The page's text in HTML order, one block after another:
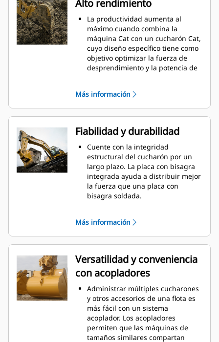
Alto rendimiento
La productividad aumenta al
máximo cuando combina la
máquina Cat con un cucharón Cat,
cuyo diseño específico tiene como
objetivo optimizar la fuerza de
desprendimiento y la potencia de
radio mejora el flujo de material
hacia el cucharón. El espacio libre
del talón agregado asegura que la
parte inferior del cucharón no se
arrastre, lo que reduce los costos
de mantenimiento.
El consumo de combustible
alcanza el punto máximo durante
la excavación. Los cucharones Cat
están diseñados para cortar
rápidamente a través del material,
máquina.
Cargue más material en menos
tiempo. Las barras laterales y la
forma del cucharón conservan
más material en el cucharón en
cada carga.
Más información
Fiabilidad y durabilidad
Cuente con la integridad
estructural del cucharón por un
largo plazo. La placa con bisagra
integrada ayuda a distribuir mejor
la fuerza que una placa con
bisagra soldada.
de gran solidez, especialmente en
los componentes de desgaste
excesivo.
Proteja las áreas de alto desgaste
más importantes del cucharón con
Herramientas de Corte (GET,
Ground Engaging Tools) Cat
protectores de las barras laterales
y las orejetas ayudan a preservar
las piezas del cucharón que más
atraviesan y entran en contacto
con los materiales.
Más información
Versatilidad y conveniencia
con acopladores
Administrar múltiples cucharones
y otros accesorios de una flota es
más fácil con un sistema
acoplador. Los acopladores
permiten que las máquinas de
tamaños similares compartan